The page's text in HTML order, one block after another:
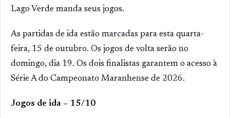
Lago Verde manda seus jogos.
As partidas de ida estão marcadas para esta quarta-
feira, 15 de outubro. Os jogos de volta serão no
domingo, dia 19. Os dois finalistas garantem o acesso à
Série A do Campeonato Maranhense de 2026.
Jogos de ida – 15/10